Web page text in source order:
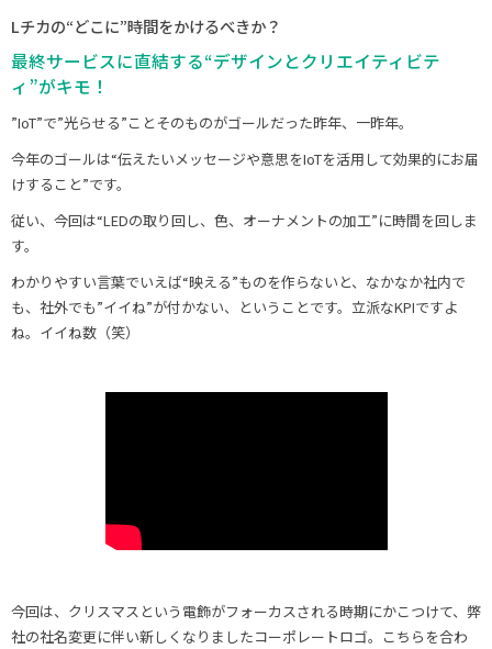
Lチカの“どこに”時間をかけるべきか？
最終サービスに直結する“デザインとクリエイティビテ
ィ”がキモ！
”IoT”で”光らせる”ことそのものがゴールだった昨年、一昨年。
今年のゴールは“伝えたいメッセージや意思をIoTを活用して効果的にお届
けすること”です。
従い、今回は“LEDの取り回し、色、オーナメントの加工”に時間を回しま
す。
わかりやすい言葉でいえば“映える”ものを作らないと、なかなか社内で
も、社外でも”イイね”が付かない、ということです。立派なKPIですよ
ね。イイね数（笑）
今回は、クリスマスという電飾がフォーカスされる時期にかこつけて、弊
社の社名変更に伴い新しくなりましたコーポレートロゴ。こちらを合わ